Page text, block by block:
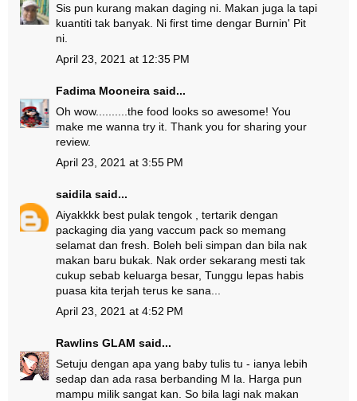
Sis pun kurang makan daging ni. Makan juga la tapi
kuantiti tak banyak. Ni first time dengar Burnin' Pit
ni.
April 23, 2021 at 12:35 PM
Fadima Mooneira said...
Oh wow..........the food looks so awesome! You
make me wanna try it. Thank you for sharing your
review.
April 23, 2021 at 3:55 PM
saidila said...
Aiyakkkk best pulak tengok , tertarik dengan
packaging dia yang vaccum pack so memang
selamat dan fresh. Boleh beli simpan dan bila nak
makan baru bukak. Nak order sekarang mesti tak
cukup sebab keluarga besar, Tunggu lepas habis
puasa kita terjah terus ke sana...
April 23, 2021 at 4:52 PM
Rawlins GLAM said...
Setuju dengan apa yang baby tulis tu - ianya lebih
sedap dan ada rasa berbanding M la. Harga pun
mampu milik sangat kan. So bila lagi nak makan